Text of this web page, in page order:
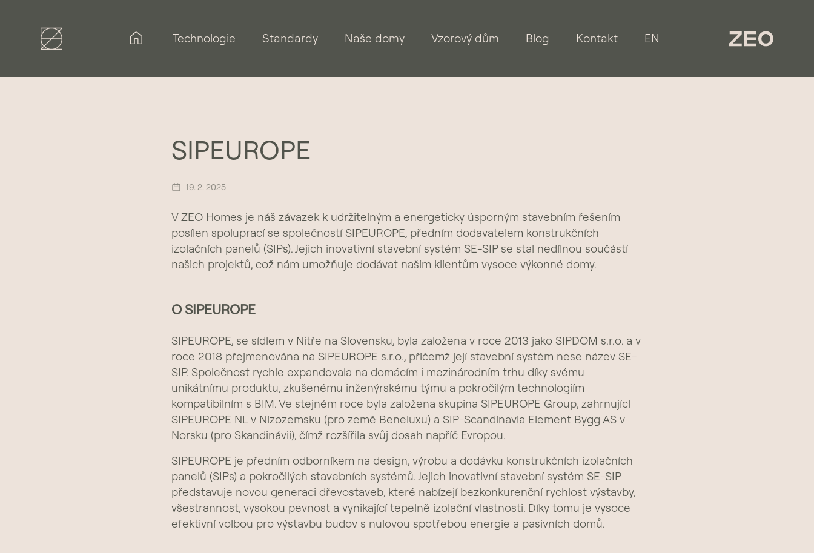
Technologie Standardy Naše domy Vzorový dům Blog Kontakt EN
SIPEUROPE
19. 2. 2025
V ZEO Homes je náš závazek k udržitelným a energeticky úsporným stavebním řešením
posílen spoluprací se společností SIPEUROPE, předním dodavatelem konstrukčních
izolačních panelů (SIPs). Jejich inovativní stavební systém SE-SIP se stal nedílnou součástí
našich projektů, což nám umožňuje dodávat našim klientům vysoce výkonné domy.
O SIPEUROPE
SIPEUROPE, se sídlem v Nitře na Slovensku, byla založena v roce 2013 jako SIPDOM s.r.o. a v
roce 2018 přejmenována na SIPEUROPE s.r.o., přičemž její stavební systém nese název SE-
SIP. Společnost rychle expandovala na domácím i mezinárodním trhu díky svému
unikátnímu produktu, zkušenému inženýrskému týmu a pokročilým technologiím
kompatibilním s BIM. Ve stejném roce byla založena skupina SIPEUROPE Group, zahrnující
SIPEUROPE NL v Nizozemsku (pro země Beneluxu) a SIP-Scandinavia Element Bygg AS v
Norsku (pro Skandinávii), čímž rozšířila svůj dosah napříč Evropou.
SIPEUROPE je předním odborníkem na design, výrobu a dodávku konstrukčních izolačních
panelů (SIPs) a pokročilých stavebních systémů. Jejich inovativní stavební systém SE-SIP
představuje novou generaci dřevostaveb, které nabízejí bezkonkurenční rychlost výstavby,
všestrannost, vysokou pevnost a vynikající tepelně izolační vlastnosti. Díky tomu je vysoce
efektivní volbou pro výstavbu budov s nulovou spotřebou energie a pasivních domů.